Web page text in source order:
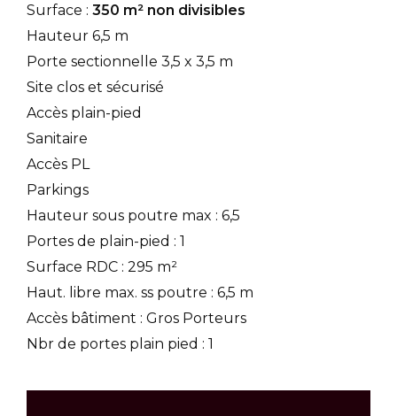
Surface : 350 m² non divisibles
Hauteur 6,5 m
Porte sectionnelle 3,5 x 3,5 m
Site clos et sécurisé
Accès plain-pied
Sanitaire
Accès PL
Parkings
Hauteur sous poutre max : 6,5
Portes de plain-pied : 1
Surface RDC : 295 m²
Haut. libre max. ss poutre : 6,5 m
Accès bâtiment : Gros Porteurs
Nbr de portes plain pied : 1